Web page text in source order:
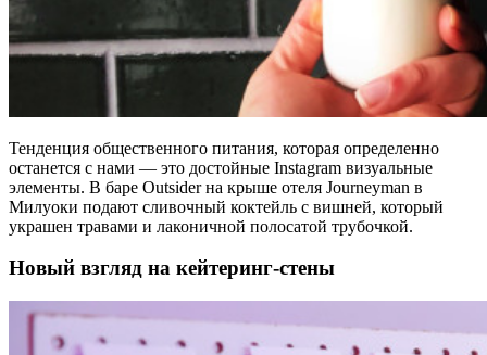
Тенденция общественного питания, которая определенно
останется с нами — это достойные Instagram визуальные
элементы. В баре Outsider на крыше отеля Journeyman в
Милуоки подают сливочный коктейль с вишней, который
украшен травами и лаконичной полосатой трубочкой.
Новый взгляд на кейтеринг-стены